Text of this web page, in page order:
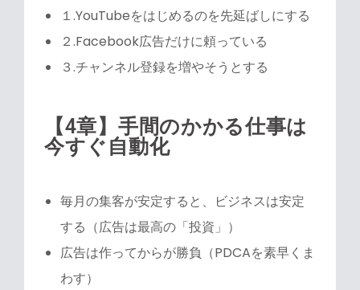
１.YouTubeをはじめるのを先延ばしにする
２.Facebook広告だけに頼っている
３.チャンネル登録を増やそうとする
【4章】手間のかかる仕事は
今すぐ自動化
毎月の集客が安定すると、ビジネスは安定
する（広告は最高の「投資」）
広告は作ってからが勝負（PDCAを素早くま
わす）